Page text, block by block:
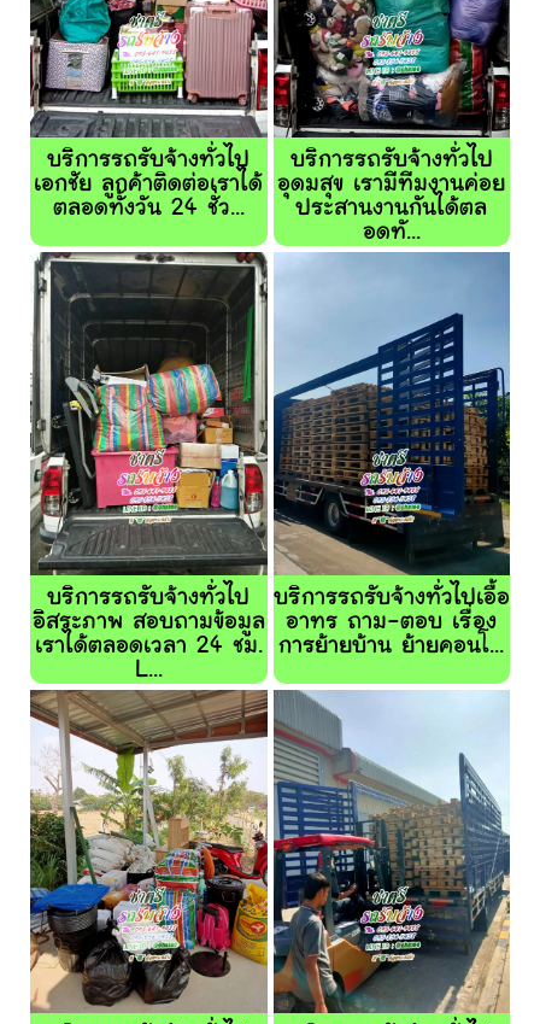
บริการรถรับจ้างทั่วไป
เอกชัย ลูกค้าติดต่อเราได้
ตลอดทั้งวัน 24 ชั่ว...
บริการรถรับจ้างทั่วไป
อุดมสุข เรามีทีมงานค่อย
ประสานงานกันได้ตล
อดทั...
บริการรถรับจ้างทั่วไป
อิสระภาพ สอบถามข้อมูล
เราได้ตลอดเวลา 24 ชม.
L...
บริการรถรับจ้างทั่วไปเอื้อ
อาทร ถาม-ตอบ เรื่อง
การย้ายบ้าน ย้ายคอนโ...